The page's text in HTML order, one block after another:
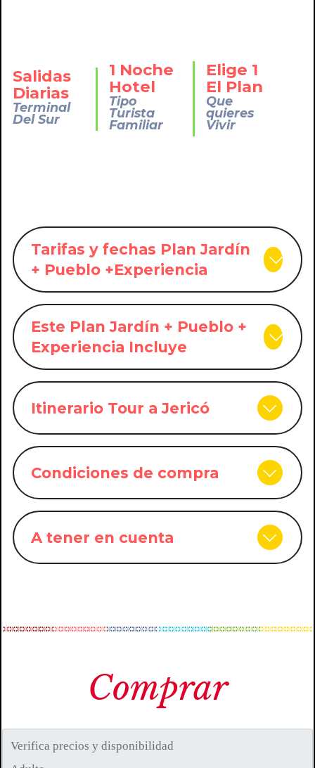
Salidas
Diarias
Terminal
Del Sur
1 Noche
Hotel
Tipo
Turista
Familiar
Elige 1
El Plan
Que
quieres
Vivir
Tarifas y fechas Plan Jardín
+ Pueblo +Experiencia
Este Plan Jardín + Pueblo +
Experiencia Incluye
Itinerario Tour a Jericó
Condiciones de compra
A tener en cuenta
Comprar